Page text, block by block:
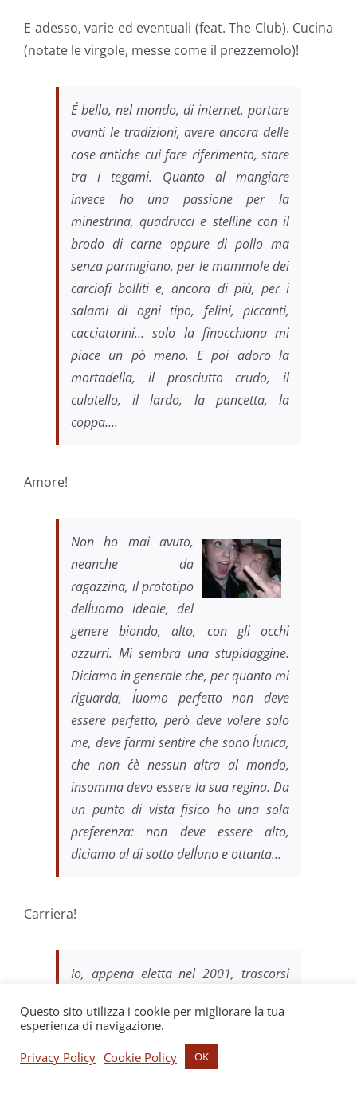
E adesso, varie ed eventuali (feat. The Club). Cucina
(notate le virgole, messe come il prezzemolo)!
E´ bello, nel mondo, di internet, portare
avanti le tradizioni, avere ancora delle
cose antiche cui fare riferimento, stare
tra i tegami. Quanto al mangiare
invece ho una passione per la
minestrina, quadrucci e stelline con il
brodo di carne oppure di pollo ma
senza parmigiano, per le mammole dei
carciofi bolliti e, ancora di più, per i
salami di ogni tipo, felini, piccanti,
cacciatorini… solo la finocchiona mi
piace un pò meno. E poi adoro la
mortadella, il prosciutto crudo, il
culatello, il lardo, la pancetta, la
coppa….
Amore!
Non ho mai avuto,
neanche da
ragazzina, il prototipo
dell´uomo ideale, del
genere biondo, alto, con gli occhi
azzurri. Mi sembra una stupidaggine.
Diciamo in generale che, per quanto mi
riguarda, l´uomo perfetto non deve
essere perfetto, però deve volere solo
me, deve farmi sentire che sono l´unica,
che non c´è nessun altra al mondo,
insomma devo essere la sua regina. Da
un punto di vista fisico ho una sola
preferenza: non deve essere alto,
diciamo al di sotto dell´uno e ottanta…
Carriera!
Io, appena eletta nel 2001, trascorsi
lezioni private con un professore
universitario. E non è che ero del tutto
a digiuno: mi sono laureata in scienze
Questo sito utilizza i cookie per migliorare la tua
esperienza di navigazione.
Privacy Policy Cookie Policy OK